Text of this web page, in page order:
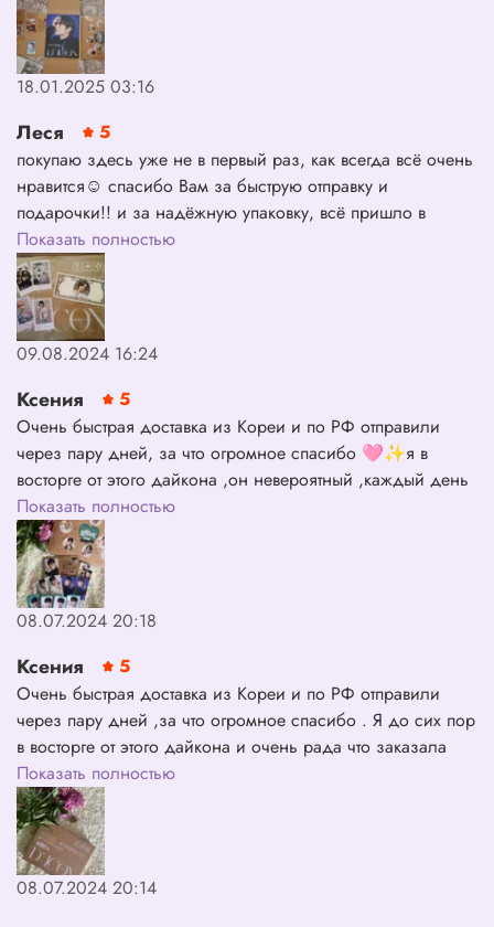
заказ доставили в абсолютной целости и сохранности
(также для меня очень ценно то, что вы действительно
учли моё предпочтение о детской карточке Ёсани!~
😍 И..меня сразу же удивило (очень приятно) то, как
«тщательно» был журнал упакован! Спасибо вам
огромное! 🔥
18.01.2025 03:16
Леся
5
покупаю здесь уже не в первый раз, как всегда всё очень
нравится☺️ спасибо Вам за быструю отправку и
подарочки!! и за надёжную упаковку, всё пришло в
целости и сохранности!! Вы лучшие!💐❤️
Показать полностью
09.08.2024 16:24
Ксения
5
Очень быстрая доставка из Кореи и по РФ отправили
через пару дней, за что огромное спасибо 🩷✨я в
восторге от этого дайкона ,он невероятный ,каждый день
рассматриваю .Очень рада что заказала именно у вас
,лучшие ❤️
Показать полностью
08.07.2024 20:18
Ксения
5
Очень быстрая доставка из Кореи и по РФ отправили
через пару дней ,за что огромное спасибо . Я до сих пор
в восторге от этого дайкона и очень рада что заказала
именно у вас 🩷✨
Показать полностью
08.07.2024 20:14